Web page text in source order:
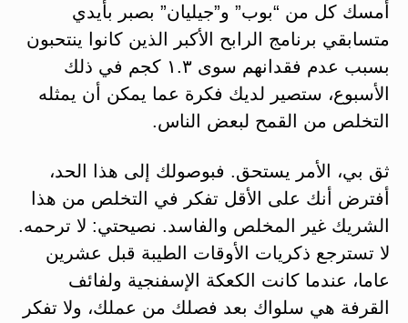
أمسك كل من “بوب” و”جيليان” بصبر بأيدي
متسابقي برنامج الرابح الأكبر الذين كانوا ينتحبون
بسبب عدم فقدانهم سوى ١.٣ كجم في ذلك
الأسبوع، ستصير لديك فكرة عما يمكن أن يمثله
التخلص من القمح لبعض الناس.
ثق بي، الأمر يستحق. فبوصولك إلى هذا الحد،
أفترض أنك على الأقل تفكر في التخلص من هذا
الشريك غير المخلص والفاسد. نصيحتي: لا ترحمه.
لا تسترجع ذكريات الأوقات الطيبة قبل عشرين
عاما، عندما كانت الكعكة الإسفنجية ولفائف
القرفة هي سلواك بعد فصلك من عملك، ولا تفكر